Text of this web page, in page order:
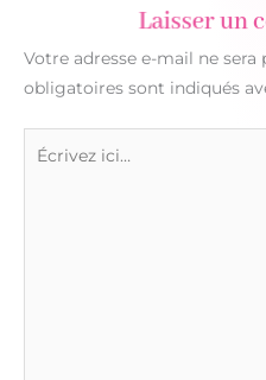
Laisser un
Votre adresse e-mail ne sera
obligatoires sont indiqués